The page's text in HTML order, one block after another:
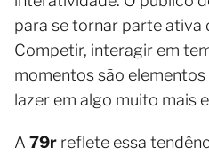
para se tornar parte ativa
Competir, interagir em
momentos são
lazer em algo muito mais
A 79r reflete essa